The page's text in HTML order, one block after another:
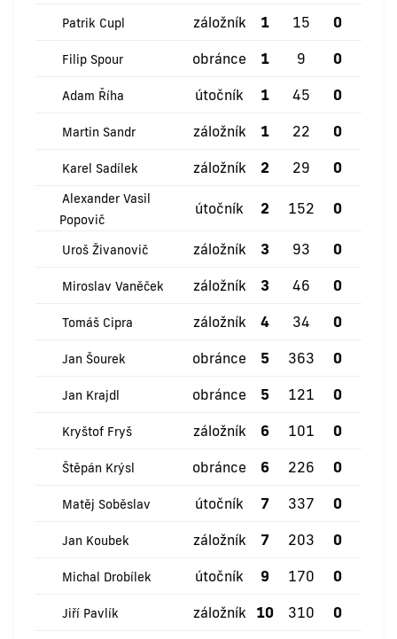
Patrik Cupl záložník 1 15 0
Filip Spour obránce 1 9 0
Adam Říha útočník 1 45 0
Martin Sandr záložník 1 22 0
Karel Sadílek záložník 2 29 0
Alexander Vasil
Popovič
útočník 2 152 0
Uroš Živanovič záložník 3 93 0
Miroslav Vaněček záložník 3 46 0
Tomáš Cipra záložník 4 34 0
Jan Šourek obránce 5 363 0
Jan Krajdl obránce 5 121 0
Kryštof Fryš záložník 6 101 0
Štěpán Krýsl obránce 6 226 0
Matěj Soběslav útočník 7 337 0
Jan Koubek záložník 7 203 0
Michal Drobílek útočník 9 170 0
Jiří Pavlík záložník 10 310 0